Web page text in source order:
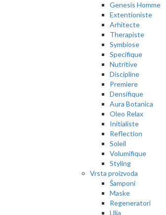
Genesis Homme
Extentioniste
Arhitecte
Therapiste
Symbiose
Specifique
Nutritive
Discipline
Premiere
Densifique
Aura Botanica
Oleo Relax
Initialiste
Reflection
Soleil
Volumifique
Styling
Vrsta proizvoda
Šamponi
Maske
Regeneratori
Ulja